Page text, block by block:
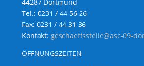
44287 Dortmund
Tel.: 0231 / 44 56 26
Fax: 0231 / 44 31 36
Kontakt: geschaeftsstelle@asc-09-
ÖFFNUNGSZEITEN